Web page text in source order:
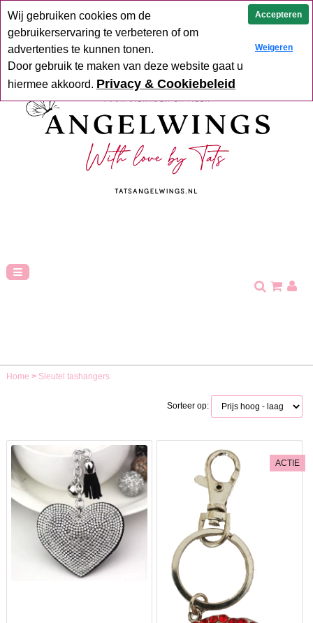
Verzending binnen 2-5
werkdagen
Hoge klant tevredenheid
Home > Sleutel tashangers
Sorteer op:
ACTIE
Wij gebruiken cookies om de
gebruikerservaring te verbeteren of om
advertenties te kunnen tonen.
Door gebruik te maken van deze website gaat u
hiermee akkoord. Privacy & Cookiebeleid
Accepteren
Weigeren